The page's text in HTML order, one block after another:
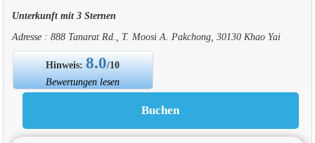
Unterkunft mit 3 Sternen
Adresse : 888 Tanarat Rd., T. Moosi A. Pakchong, 30130 Khao Yai
Hinweis:8.0/10
Bewertungen lesen